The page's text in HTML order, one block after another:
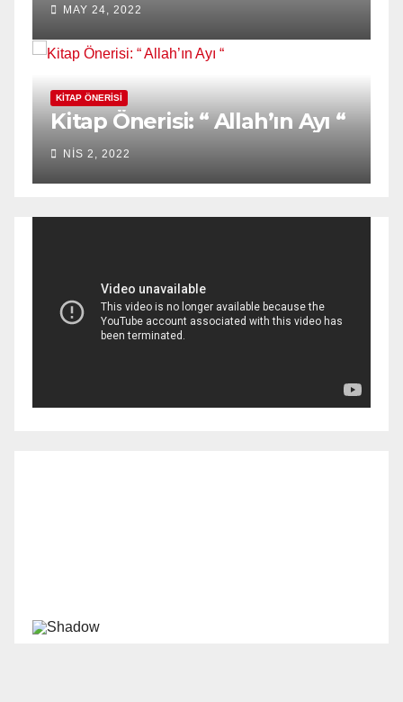
MAY 24, 2022
KITAP ÖNERISI
Kitap Önerisi: “ Allah’ın Ayı “
NIS 2, 2022